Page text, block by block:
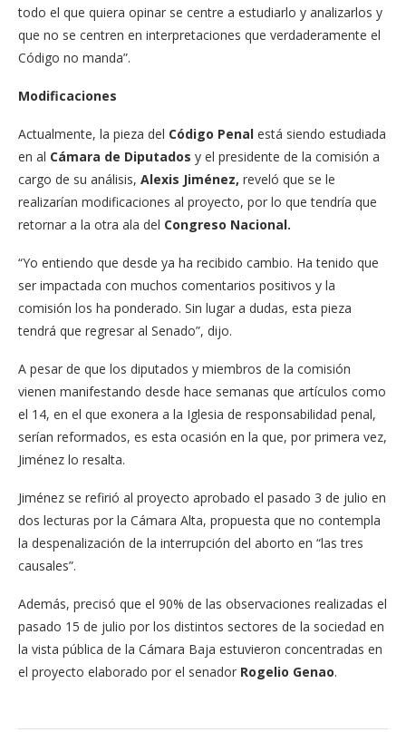
todo el que quiera opinar se centre a estudiarlo y analizarlos y
que no se centren en interpretaciones que verdaderamente el
Código no manda”.
Modificaciones
Actualmente, la pieza del Código Penal está siendo estudiada
en al Cámara de Diputados y el presidente de la comisión a
cargo de su análisis, Alexis Jiménez, reveló que se le
realizarían modificaciones al proyecto, por lo que tendría que
retornar a la otra ala del Congreso Nacional.
“Yo entiendo que desde ya ha recibido cambio. Ha tenido que
ser impactada con muchos comentarios positivos y la
comisión los ha ponderado. Sin lugar a dudas, esta pieza
tendrá que regresar al Senado”, dijo.
A pesar de que los diputados y miembros de la comisión
vienen manifestando desde hace semanas que artículos como
el 14, en el que exonera a la Iglesia de responsabilidad penal,
serían reformados, es esta ocasión en la que, por primera vez,
Jiménez lo resalta.
Jiménez se refirió al proyecto aprobado el pasado 3 de julio en
dos lecturas por la Cámara Alta, propuesta que no contempla
la despenalización de la interrupción del aborto en “las tres
causales”.
Además, precisó que el 90% de las observaciones realizadas el
pasado 15 de julio por los distintos sectores de la sociedad en
la vista pública de la Cámara Baja estuvieron concentradas en
el proyecto elaborado por el senador Rogelio Genao.